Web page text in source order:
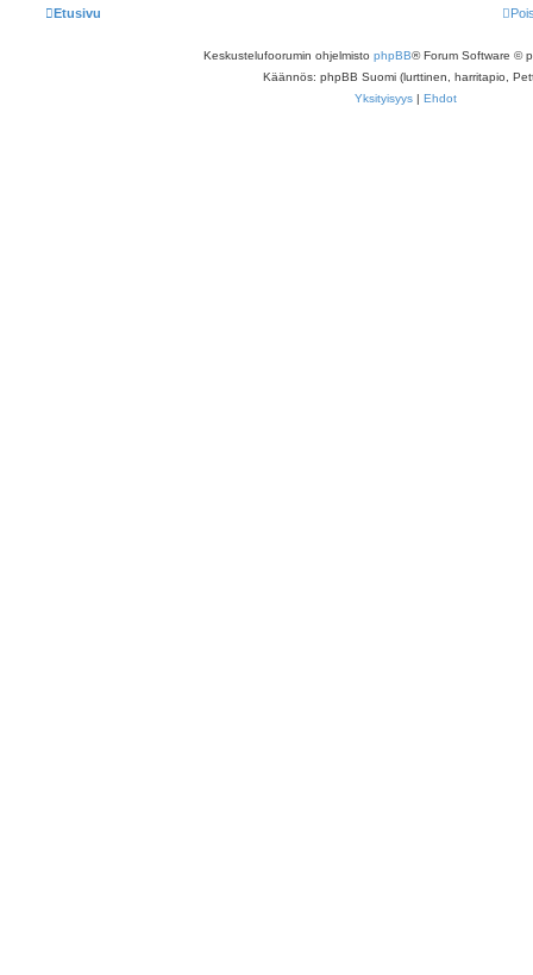
Etusivu
Keskustelufoorumin ohjelmisto phpBB® Forum Software ©
Käännös: phpBB Suomi (lurttinen, harritapio,
Yksityisyys | Ehdot